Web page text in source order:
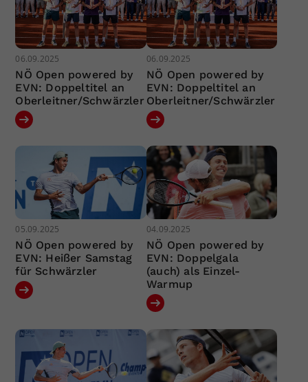
06.09.2025
NÖ Open powered by
EVN: Doppeltitel an
Oberleitner/Schwärzler
06.09.2025
NÖ Open powered by
EVN: Doppeltitel an
Oberleitner/Schwärzler
05.09.2025
NÖ Open powered by
EVN: Heißer Samstag
für Schwärzler
04.09.2025
NÖ Open powered by
EVN: Doppelgala
(auch) als Einzel-
Warmup